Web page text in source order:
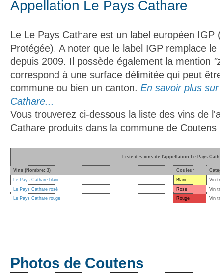
Appellation Le Pays Cathare
Le Le Pays Cathare est un label européen IGP
Protégée). A noter que le label IGP remplace
depuis 2009. Il possède également la mention
correspond à une surface délimitée qui peut
commune ou bien un canton. En savoir plus
Cathare...
Vous trouverez ci-dessous la liste des vins de
Cathare produits dans la commune de Coutens
Liste des vins de l'appellation Le Pays
Vins (Nombre: 3) Couleur
Le Pays Cathare blanc
Blanc
Vin
Le Pays Cathare rosé
Rosé
Vin
Le Pays Cathare rouge
Rouge Vin
Photos de Coutens